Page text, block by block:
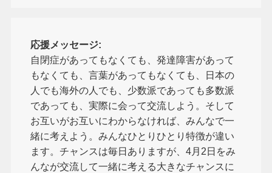
応援メッセージ:
自閉症があってもなくても、発達障害があって
もなくても、言葉があってもなくても、日本の
人でも海外の人でも、少数派であっても多数派
であっても、実際に会って交流しよう。そして
お互いがお互いにわからなければ、みんなで一
緒に考えよう。みんなひとりひとり特徴が違い
ます。チャンスは毎日ありますが、4月2日をみ
んなが交流して一緒に考える大きなチャンスに